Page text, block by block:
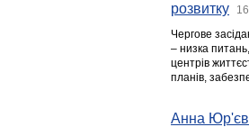
розвитку
Чергове
– низка
центрів
планів,
Анна